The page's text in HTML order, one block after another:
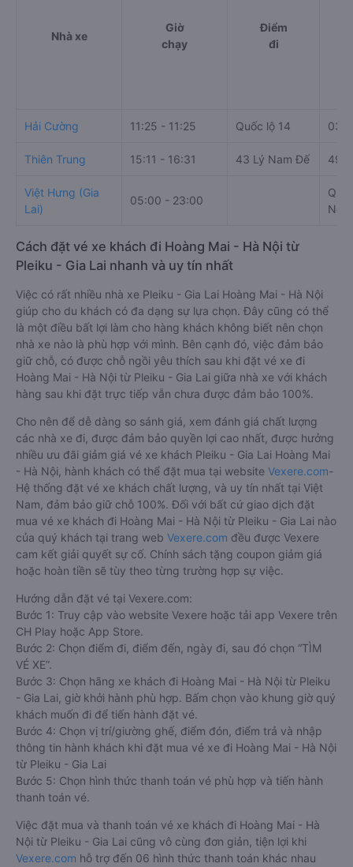
Nhà xe
Giờ
chạy
Điểm
đi
Hải Cường 11:25 - 11:25 Quốc lộ 14 03
Thiên Trung 15:11 - 16:31 43 Lý Nam Đế 49
Việt Hưng (Gia
Lai)
05:00 - 23:00
Cách đặt vé xe khách đi Hoàng Mai - Hà Nội từ
Pleiku - Gia Lai nhanh và uy tín nhất
Việc có rất nhiều nhà xe Pleiku - Gia Lai Hoàng Mai - Hà Nội
giúp cho du khách có đa dạng sự lựa chọn. Đây cũng có thể
là một điều bất lợi làm cho hàng khách không biết nên chọn
nhà xe nào là phù hợp với mình. Bên cạnh đó, việc đảm bảo
giữ chỗ, có được chỗ ngồi yêu thích sau khi đặt vé xe đi
Hoàng Mai - Hà Nội từ Pleiku - Gia Lai giữa nhà xe với khách
hàng sau khi đặt trực tiếp vẫn chưa được đảm bảo 100%.
Cho nên để dễ dàng so sánh giá, xem đánh giá chất lượng
các nhà xe đi, được đảm bảo quyền lợi cao nhất, được hưởng
nhiều ưu đãi giảm giá vé xe khách Pleiku - Gia Lai Hoàng Mai
- Hà Nội, hành khách có thể đặt mua tại website Vexere.com-
Hệ thống đặt vé xe khách chất lượng, và uy tín nhất tại Việt
Nam, đảm bảo giữ chỗ 100%. Đối với bất cứ giao dịch đặt
mua vé xe khách đi Hoàng Mai - Hà Nội từ Pleiku - Gia Lai nào
của quý khách tại trang web Vexere.com đều được Vexere
cam kết giải quyết sự cố. Chính sách tặng coupon giảm giá
hoặc hoàn tiền sẽ tùy theo từng trường hợp sự việc.
Hướng dẫn đặt vé tại Vexere.com:
Bước 1: Truy cập vào website Vexere hoặc tải app Vexere trên
CH Play hoặc App Store.
Bước 2: Chọn điểm đi, điểm đến, ngày đi, sau đó chọn “TÌM
VÉ XE”.
Bước 3: Chọn hãng xe khách đi Hoàng Mai - Hà Nội từ Pleiku
- Gia Lai, giờ khởi hành phù hợp. Bấm chọn vào khung giờ quý
khách muốn đi để tiến hành đặt vé.
Bước 4: Chọn vị trí/giường ghế, điểm đón, điểm trả và nhập
thông tin hành khách khi đặt mua vé xe đi Hoàng Mai - Hà Nội
từ Pleiku - Gia Lai
Bước 5: Chọn hình thức thanh toán vé phù hợp và tiến hành
thanh toán vé.
Việc đặt mua và thanh toán vé xe khách đi Hoàng Mai - Hà
Nội từ Pleiku - Gia Lai cũng vô cùng đơn giản, tiện lợi khi
Vexere.com hỗ trợ đến 06 hình thức thanh toán khác nhau